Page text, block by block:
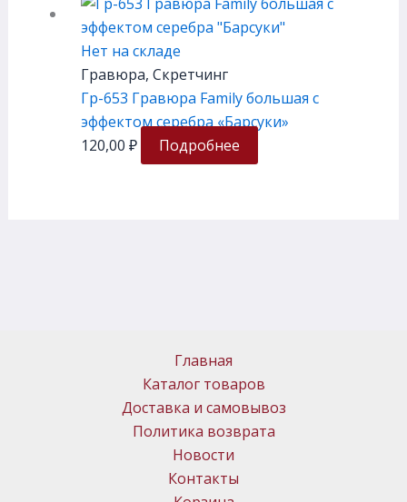
Нет на складе
Гравюра, Скретчинг
Гр-653 Гравюра Family большая с
эффектом серебра «Барсуки»
120,00 ₽ Подробнее
Главная
Каталог товаров
Доставка и самовывоз
Политика возврата
Новости
Контакты